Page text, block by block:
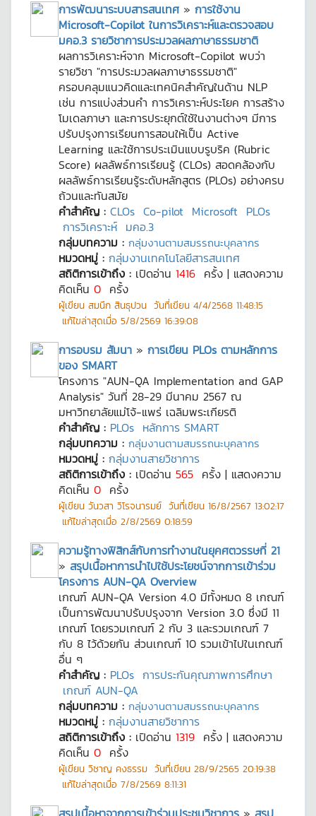
การพัฒนาระบบสารสนเทศ » การใช้งาน
Microsoft-Copilot ในการวิเคราะห์และตรวจสอบ
มคอ.3 รายวิชาการประมวลผลภาษาธรรมชาติ
ผลการวิเคราะห์จาก Microsoft-Copilot พบว่า
รายวิชา "การประมวลผลภาษาธรรมชาติ"
ครอบคลุมแนวคิดและเทคนิคสำคัญในด้าน NLP
เช่น การแบ่งส่วนคำ การวิเคราะห์ประโยค การสร้าง
โมเดลภาษา และการประยุกต์ใช้ในงานต่างๆ มีการ
ปรับปรุงการเรียนการสอนให้เป็น Active
Learning และใช้การประเมินแบบรูบริค (Rubric
Score) ผลลัพธ์การเรียนรู้ (CLOs) สอดคล้องกับ
ผลลัพธ์การเรียนรู้ระดับหลักสูตร (PLOs) อย่างครบ
ถ้วนและทันสมัย
คำสำคัญ : CLOs Co-pilot Microsoft PLOs
การวิเคราะห์ มคอ.3
กลุ่มบทความ : กลุ่มงานตามสมรรถนะบุคลากร
หมวดหมู่ : กลุ่มงานเทคโนโลยีสารสนเทศ
สถิติการเข้าถึง : เปิดอ่าน 1416 ครั้ง | แสดงความ
คิดเห็น 0 ครั้ง
ผู้เขียน สมนึก สินธุปวน วันที่เขียน 4/4/2568 11:48:15
แก้ไขล่าสุดเมื่อ 5/8/2569 16:39:08
การอบรม สัมนา » การเขียน PLOs ตามหลักการ
ของ SMART
โครงการ "AUN-QA Implementation and GAP
Analysis" วันที่ 28-29 มีนาคม 2567 ณ
มหาวิทยาลัยแม่โจ้-แพร่ เฉลิมพระเกียรติ
คำสำคัญ : PLOs หลักการ SMART
กลุ่มบทความ : กลุ่มงานตามสมรรถนะบุคลากร
หมวดหมู่ : กลุ่มงานสายวิชาการ
สถิติการเข้าถึง : เปิดอ่าน 565 ครั้ง | แสดงความ
คิดเห็น 0 ครั้ง
ผู้เขียน วันวสา วิโรจนารมย์ วันที่เขียน 16/8/2567 13:02:17
แก้ไขล่าสุดเมื่อ 2/8/2569 0:18:59
ความรู้ทางฟิสิกส์กับการทำงานในยุคศตวรรษที่ 21
» สรุปเนื้อหาการนำไปใช้ประโยชน์จากการเข้าร่วม
โครงการ AUN-QA Overview
เกณฑ์ AUN-QA Version 4.0 มีทั้งหมด 8 เกณฑ์
เป็นการพัฒนาปรับปรุงจาก Version 3.0 ซึ่งมี 11
เกณฑ์ โดยรวมเกณฑ์ 2 กับ 3 และรวมเกณฑ์ 7
กับ 8 ไว้ด้วยกัน ส่วนเกณฑ์ 10 รวมเข้าไปในเกณฑ์
อื่น ๆ
คำสำคัญ : PLOs การประกันคุณภาพการศึกษา
เกณฑ์ AUN-QA
กลุ่มบทความ : กลุ่มงานตามสมรรถนะบุคลากร
หมวดหมู่ : กลุ่มงานสายวิชาการ
สถิติการเข้าถึง : เปิดอ่าน 1319 ครั้ง | แสดงความ
คิดเห็น 0 ครั้ง
ผู้เขียน วิชาญ คงธรรม วันที่เขียน 28/9/2565 20:19:38
แก้ไขล่าสุดเมื่อ 7/8/2569 8:11:31